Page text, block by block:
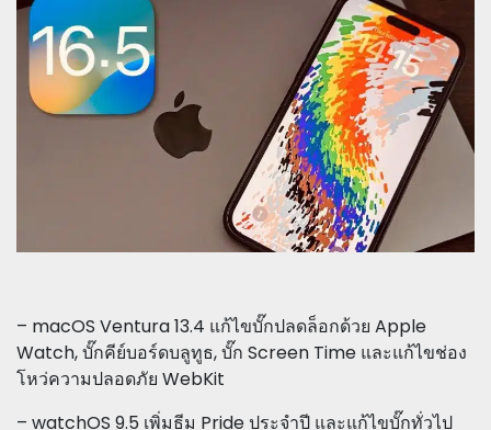
– macOS Ventura 13.4 แก้ไขบั๊กปลดล็อกด้วย Apple
Watch, บั๊กคีย์บอร์ดบลูทูธ, บั๊ก Screen Time และแก้ไขช่อง
โหว่ความปลอดภัย WebKit
– watchOS 9.5 เพิ่มธีม Pride ประจำปี และแก้ไขบั๊กทั่วไป